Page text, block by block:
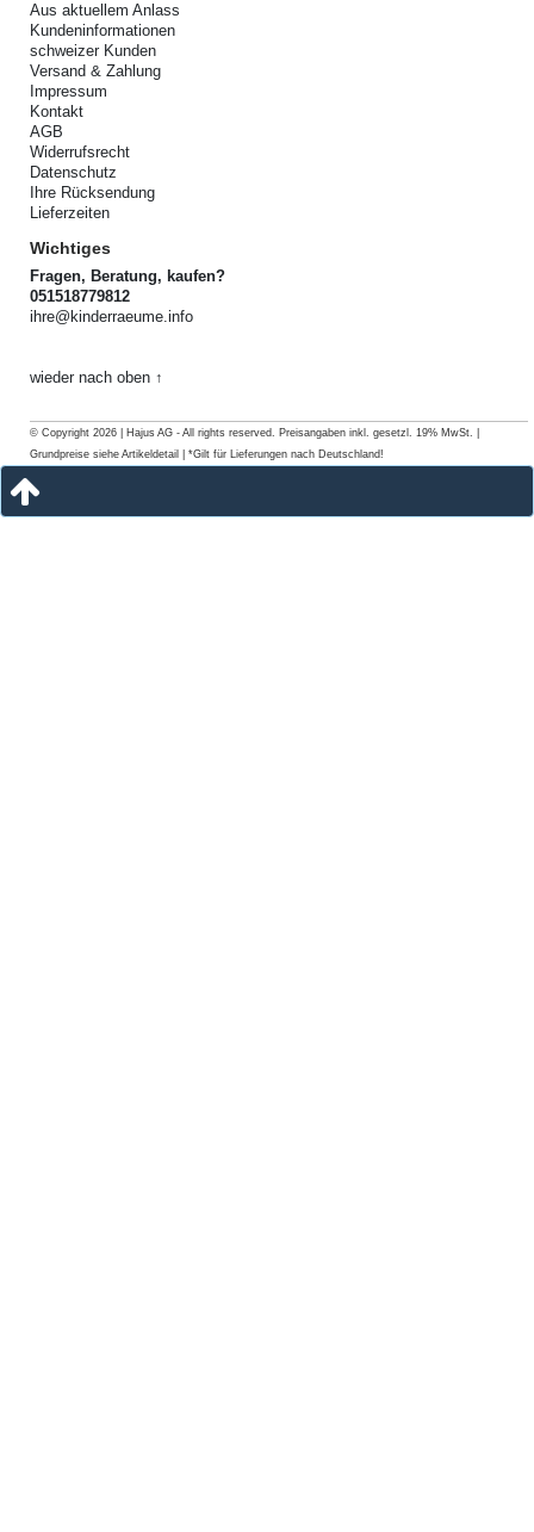
Aus aktuellem Anlass
Kundeninformationen
schweizer Kunden
Versand & Zahlung
Impressum
Kontakt
AGB
Widerrufsrecht
Datenschutz
Ihre Rücksendung
Lieferzeiten
Wichtiges
Fragen, Beratung, kaufen?
051518779812
ihre@kinderraeume.info
wieder nach oben ↑
© Copyright 2026 | Hajus AG - All rights reserved. Preisangaben inkl. gesetzl. 19% MwSt. |
Grundpreise siehe Artikeldetail | *Gilt für Lieferungen nach Deutschland!